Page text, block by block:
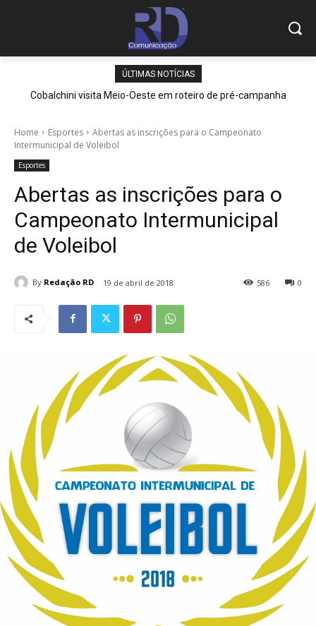
ÚLTIMAS NOTÍCIAS
Cobalchini visita Meio-Oeste em roteiro de pré-campanha
Home Esportes
Abertas as inscrições para o Campeonato
Intermunicipal de Voleibol
Esportes
Abertas as inscrições para o
Campeonato Intermunicipal
de Voleibol
By Redação RD 19 de abril de 2018 0
586